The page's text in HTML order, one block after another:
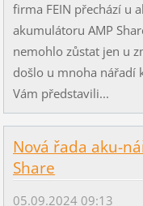
firma FEIN přechází u
akumulátoru AMP
nemohlo zůstat jen u
došlo u mnoha nářadí
Vám představili...
Nová řada aku-
Share
05.09.2024 09:13